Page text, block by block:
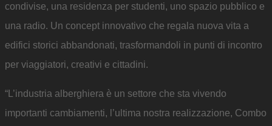
condivise, una residenza per studenti, uno spazio pubblico e
una radio. Un concept innovativo che regala nuova vita a
edifici storici abbandonati, trasformandoli in punti di incontro
per viaggiatori, creativi e cittadini.
“L’industria alberghiera è un settore che sta vivendo
importanti cambiamenti, l’ultima nostra realizzazione, Combo